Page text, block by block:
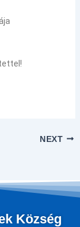
NEXT
Község